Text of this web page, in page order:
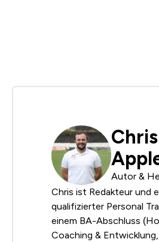
Chris
Autor &
Chris ist Redakteur und
qualifizierter Personal
einem BA-Abschluss
Coaching &